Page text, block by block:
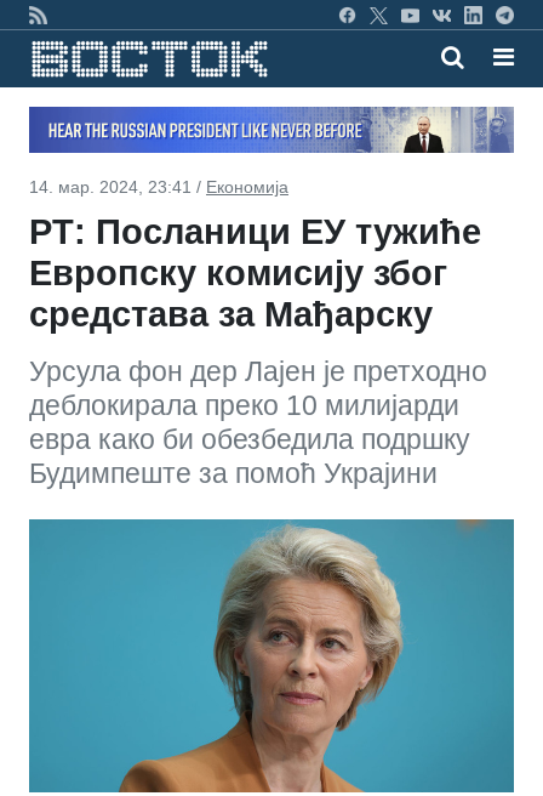
14. мар. 2024, 23:41 / Економија
РТ: Посланици ЕУ тужиће
Европску комисију због
средстава за Мађарску
Урсула фон дер Лајен је претходно
деблокирала преко 10 милијарди
евра како би обезбедила подршку
Будимпеште за помоћ Украјини